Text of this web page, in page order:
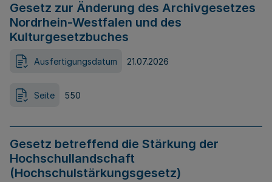
Gesetz zur Änderung des Archivgesetzes
Nordrhein-Westfalen und des
Kulturgesetzbuches
Ausfertigungsdatum 21.07.2026
Seite 550
Gesetz betreffend die Stärkung der
Hochschullandschaft
(Hochschulstärkungsgesetz)